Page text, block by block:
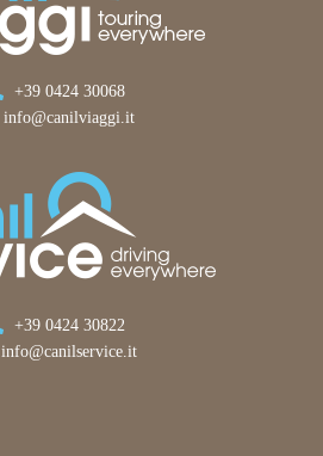
+39 0424 30068
info@canilviaggi.it
+39 0424 30822
info@canilservice.it